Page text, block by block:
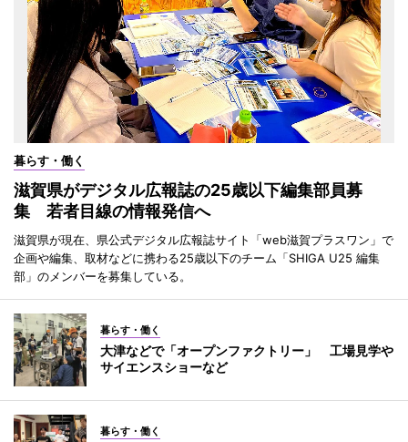
暮らす・働く
滋賀県がデジタル広報誌の25歳以下編集部員募
集 若者目線の情報発信へ
滋賀県が現在、県公式デジタル広報誌サイト「web滋賀プラスワン」で
企画や編集、取材などに携わる25歳以下のチーム「SHIGA U25 編集
部」のメンバーを募集している。
暮らす・働く
大津などで「オープンファクトリー」 工場見学や
サイエンスショーなど
暮らす・働く